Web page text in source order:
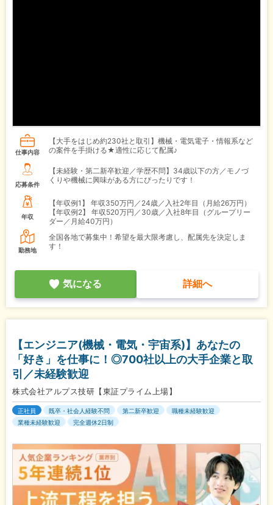
仕事内容
【大手をはじめ約230社と取引】機械・電気電子・情報系など
の案件を手掛ける★適性に応じて配属♪
応募条件
【未経験・第二新卒歓迎／学歴不問】34歳以下の方／モノづ
くりや機械に興味がある方にぴったりです！
年収
【年収例1】
年収350万円／24歳／入社2年目（月給26万円）
【年収例2】
年収520万円／30歳／入社8年目（グループリー
ダー／月給40万円）
勤務地
全国各地で募集中！希望を最大限考慮し、配属先を決定しま
す！
気になる 詳細へ
【エンジニア(機械・電気・宇宙系)】あなたの
「好き」を仕事に！◎700社以上の大手企業と取
引／未経験歓迎
株式会社アルプス技研【東証プライム上場】
正社員 既卒・社会人経験不問 第二新卒歓迎
職種未経験歓迎
業種未経験歓迎
完全週休2日制